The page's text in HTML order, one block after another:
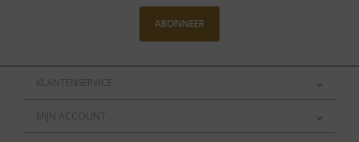
ABONNEER
KLANTENSERVICE
MIJN ACCOUNT